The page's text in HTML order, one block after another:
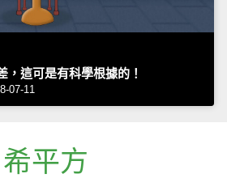
，這可是有科學根據的！
07-11
希平方